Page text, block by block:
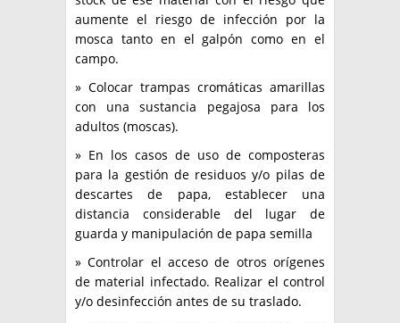
aumente el riesgo de infección por la
mosca tanto en el galpón como en el
campo.
» Colocar trampas cromáticas amarillas
con una sustancia pegajosa para los
adultos (moscas).
» En los casos de uso de composteras
para la gestión de residuos y/o pilas de
descartes de papa, establecer una
distancia considerable del lugar de
guarda y manipulación de papa semilla
» Controlar el acceso de otros orígenes
de material infectado. Realizar el control
y/o desinfección antes de su traslado.